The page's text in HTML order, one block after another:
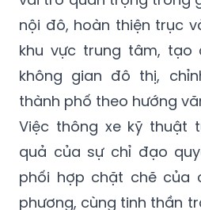
nội đô, hoàn thiện trục
khu vực trung tâm, tạo
không gian đô thị,
thành phố theo hướng
Việc thông xe kỹ thuật
quả của sự chỉ đạo
phối hợp chặt chẽ của
phương, cùng tinh thần